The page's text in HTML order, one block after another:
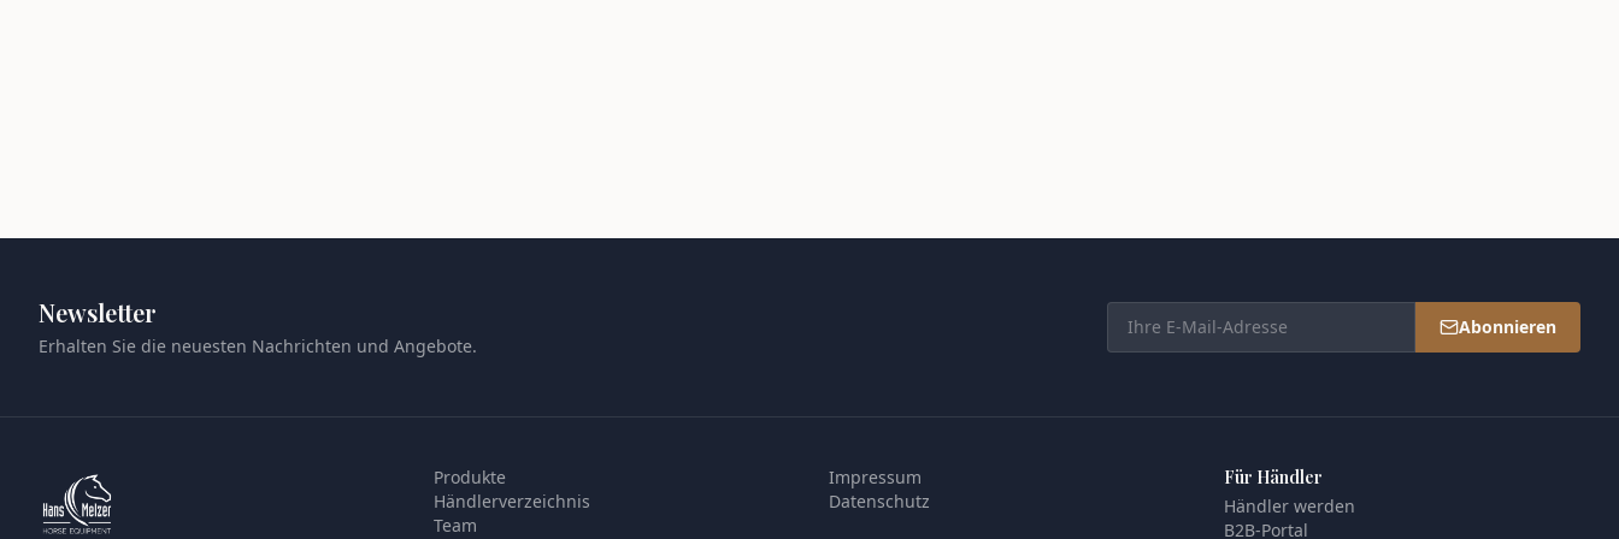
Newsletter
Erhalten Sie die neuesten Nachrichten und Angebote.
Abonnieren
Produkte
Händlerverzeichnis
Team
Impressum
Datenschutz
Für Händler
Händler werden
B2B-Portal